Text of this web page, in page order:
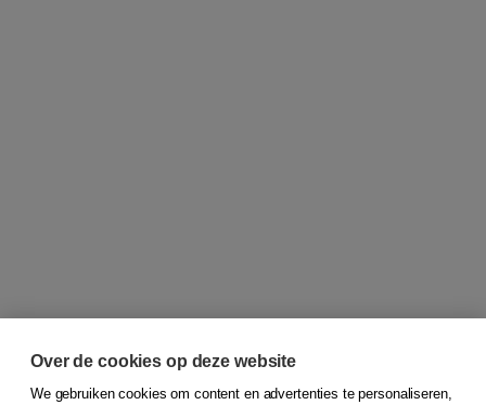
Over de cookies op deze website
We gebruiken cookies om content en advertenties te personaliseren,